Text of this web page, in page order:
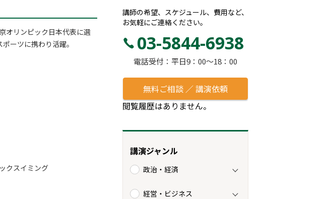
集
分講
オリンピック日本代表に選
ーツに携わり活躍。
クスイミング
講師の希望、スケジュール、費用など、
お気軽にご連絡ください。
03-5844-6938
電話受付：平日9：00～18：00
無料ご相談 ／ 講演依頼
閲覧履歴はありません。
講演ジャンル
政治・経済
経営・ビジネス